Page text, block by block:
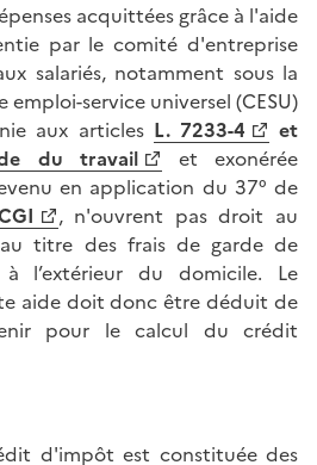
acquittées grâce à l'aide
par le comité d'entreprise
salariés, notamment sous la
service universel (CESU)
aux articles L. 7233-4
et
du travail
et exonérée
en application du 37° de
, n'ouvrent pas droit au
titre des frais de garde de
l’extérieur du domicile. Le
aide doit donc être déduit de
pour le calcul du crédit
d'impôt est constituée des